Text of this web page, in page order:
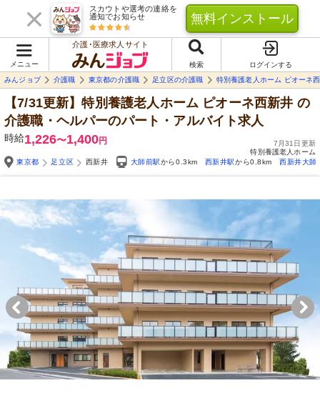
スカウトや選考の連絡を
通知でお知らせ
無料インストール
メニュー
介護･医療求人サイト
検索
ログインする
みんジョブ
介護職 東京都の介護職 足立区の介護職 特別養護老人ホーム ピオーネ
【7/31更新】特別養護老人ホーム ピオーネ西新井 の
介護職・ヘルパーのパート・アルバイト求人
時給1,226〜1,400円
7月31日更新
特別養護老人ホーム
東京都
足立区 西新井 大師前駅から0.3km 西新井駅から0.8km 西新井大師